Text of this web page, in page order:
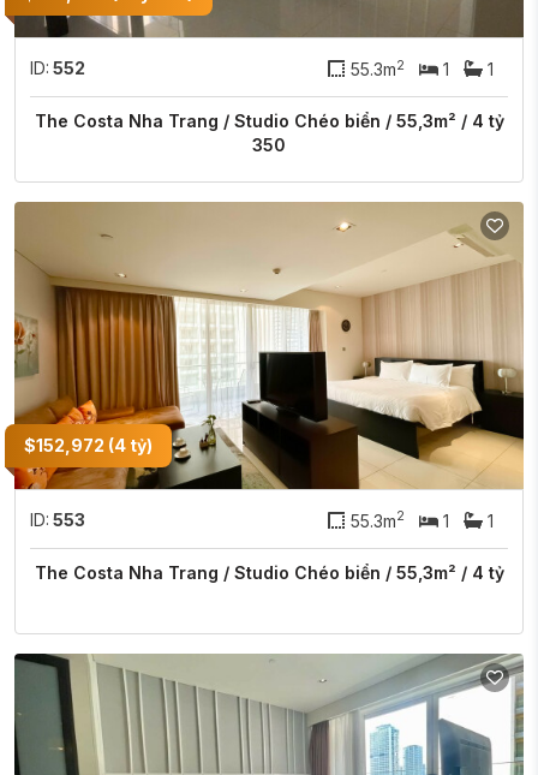
ID: 552 55.3m2 1 1
The Costa Nha Trang / Studio Chéo biển / 55,3m² / 4 tỷ
350
$152,972 (4 tỷ)
ID: 553 55.3m2 1 1
The Costa Nha Trang / Studio Chéo biển / 55,3m² / 4 tỷ